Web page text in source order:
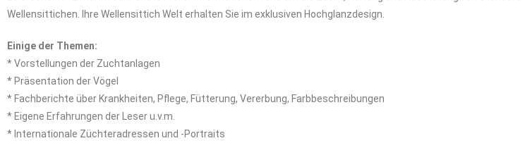
Wellensittichen. Ihre Wellensittich Welt erhalten Sie im exklusiven Hochglanzdesign.
Einige der Themen:
* Vorstellungen der Zuchtanlagen
* Präsentation der Vögel
* Fachberichte über Krankheiten, Pflege, Fütterung, Vererbung, Farbbeschreibungen
* Eigene Erfahrungen der Leser u.v.m.
* Internationale Züchteradressen und -Portraits